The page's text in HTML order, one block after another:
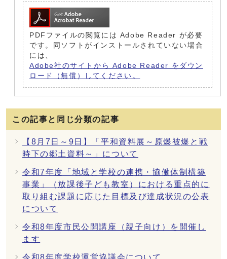
PDFファイルの閲覧には Adobe Reader が必要
です。同ソフトがインストールされていない場合
には、
Adobe社のサイトから Adobe Reader をダウン
ロード（無償）してください。
この記事と同じ分類の記事
【8月7日～9日】「平和資料展～原爆被爆と戦
時下の郷土資料～」について
令和7年度「地域と学校の連携・協働体制構築
事業」（放課後子ども教室）における重点的に
取り組む課題に応じた目標及び達成状況の公表
について
令和8年度市民公開講座（親子向け）を開催し
ます
令和8年度学校運営協議会について